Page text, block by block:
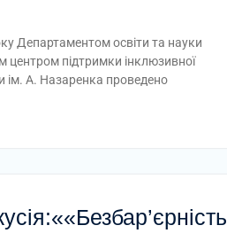
Департаментом освіти та науки
центром підтримки інклюзивної
ім. А. Назаренка проведено